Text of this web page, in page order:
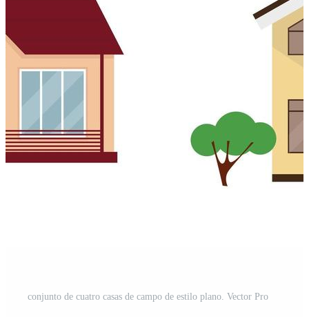
conjunto de cuatro casas de campo de estilo plano. Vector Pro